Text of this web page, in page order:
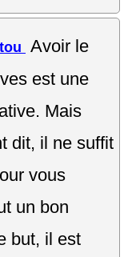
Avoir le
est une
Mais
dit, il ne suffit
vous
un bon
but, il est